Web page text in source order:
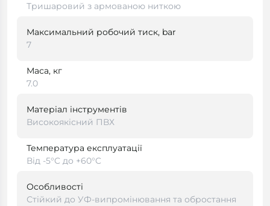
Тришаровий з армованою ниткою
Максимальний робочий тиск, bar
7
Маса, кг
7.0
Матеріал інструментів
Високоякісний ПВХ
Температура експлуатації
Від -5°C до +60°C
Особливості
Стійкий до УФ-випромінювання та обростання